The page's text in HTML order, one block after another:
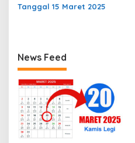
Tanggal 15 Maret 2025
News Feed